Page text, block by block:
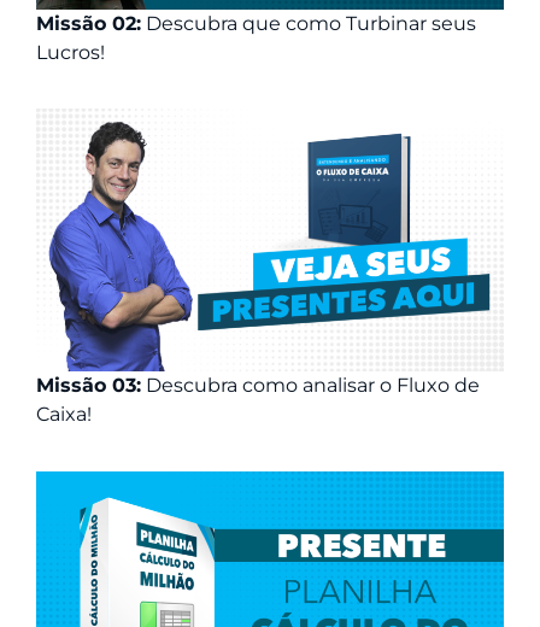
Missão 02: Descubra que como Turbinar seus
Lucros!
Missão 03: Descubra como analisar o Fluxo de
Caixa!